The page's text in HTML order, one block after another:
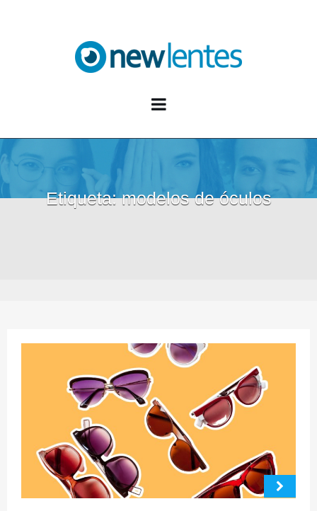
Etiqueta:modelos de óculos